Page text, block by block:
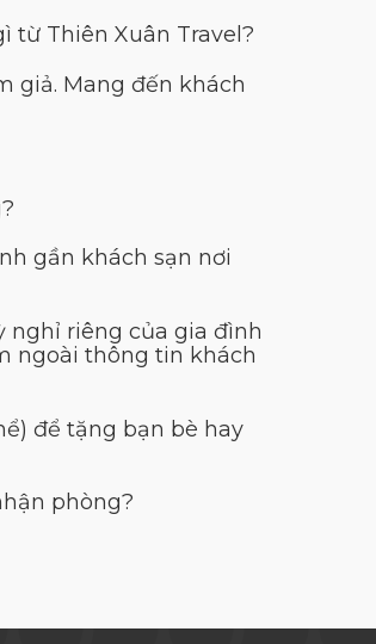
từ Thiên Xuân Travel?
giả. Mang đến khách
gần khách sạn nơi
nghỉ riêng của gia đình
ngoài thông tin khách
để tặng bạn bè hay
phòng?